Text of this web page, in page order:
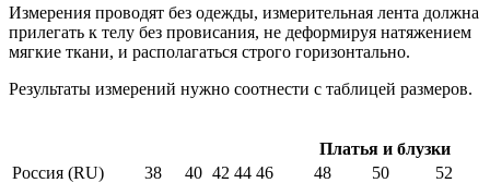
Измерения проводят без одежды, измерительная лента должна
прилегать к телу без провисания, не деформируя натяжением
мягкие ткани, и располагаться строго горизонтально.
Результаты измерений нужно соотнести с таблицей размеров.
Платья и блузки
Россия (RU)
38 40 42 44 46 48 50
52